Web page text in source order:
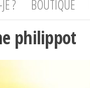
? BOUTIQUE
philippot